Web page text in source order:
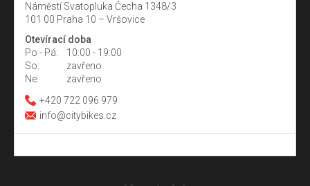
Náměstí Svatopluka Čecha 1348/3
101 00 Praha 10 – Vršovice
Otevírací doba
Po - Pá:
10:00 - 19:00
So:
zavřeno
Ne:
zavřeno
+420 722 096 979
info@citybikes.cz